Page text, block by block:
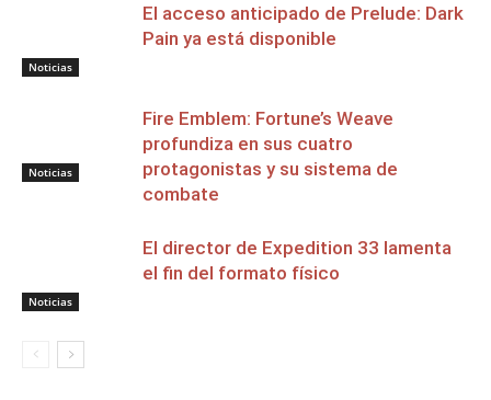
Noticias
El acceso anticipado de Prelude: Dark
Pain ya está disponible
Noticias
Fire Emblem: Fortune’s Weave
profundiza en sus cuatro
protagonistas y su sistema de
combate
Noticias
El director de Expedition 33 lamenta
el fin del formato físico